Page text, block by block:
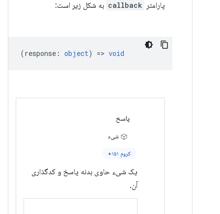
پارامتر callback به شکل زیر است:
(response : object) => void
پاسخ
شیء
کروم ۱۵۱+
یک شیء حاوی بدنه پاسخ و کدگذاری
آن.